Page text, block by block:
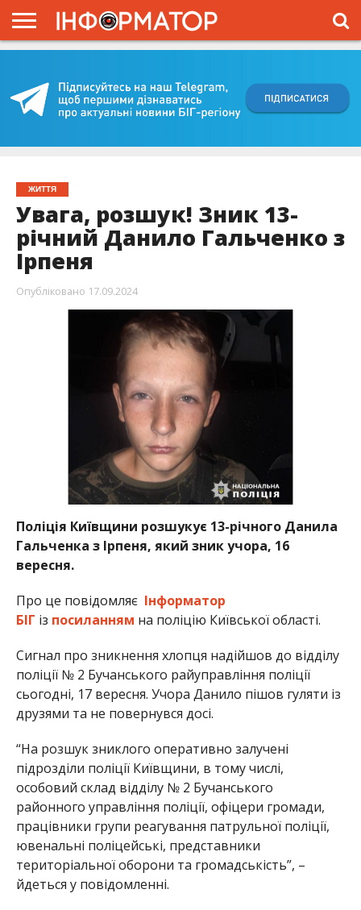
ПРОЄКТ
ЖИТТЯ
Увага, розшук! Зник 13-
річний Данило Гальченко з
Ірпеня
Опубліковано 17.09.2024
Поліція Київщини розшукує 13-річного Данила
Гальченка з Ірпеня, який зник учора, 16
вересня.
Про це повідомляє Інформатор
БІГ із посиланням на поліцію Київської області.
Сигнал про зникнення хлопця надійшов до відділу
поліції № 2 Бучанського райуправління поліції
сьогодні, 17 вересня. Учора Данило пішов гуляти із
друзями та не повернувся досі.
“На розшук зниклого оперативно залучені
підрозділи поліції Київщини, в тому числі,
особовий склад відділу № 2 Бучанського
районного управління поліції, офіцери громади,
працівники групи реагування патрульної поліції,
ювенальні поліцейські, представники
територіальної оборони та громадськість”, –
йдеться у повідомленні.